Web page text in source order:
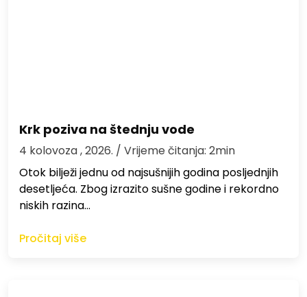
Krk poziva na štednju vode
4 kolovoza , 2026. / Vrijeme čitanja: 2min
Otok bilježi jednu od najsušnijih godina posljednjih
desetljeća. Zbog izrazito sušne godine i rekordno
niskih razina…
Pročitaj više